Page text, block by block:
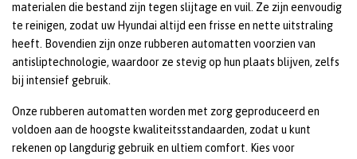
materialen die bestand zijn tegen slijtage en vuil. Ze zijn eenvoudig
te reinigen, zodat uw Hyundai altijd een frisse en nette uitstraling
heeft. Bovendien zijn onze rubberen automatten voorzien van
antisliptechnologie, waardoor ze stevig op hun plaats blijven, zelfs
bij intensief gebruik.
Onze rubberen automatten worden met zorg geproduceerd en
voldoen aan de hoogste kwaliteitsstandaarden, zodat u kunt
rekenen op langdurig gebruik en ultiem comfort. Kies voor